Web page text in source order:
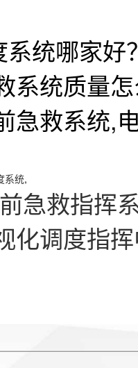
统哪家
系统质量
急救系统,
系统,
急救指挥
化调度指